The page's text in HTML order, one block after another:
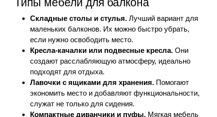
Складные столы и стулья. Лучший вариант для
маленьких балконов. Их можно быстро убрать,
если нужно освободить место.
Кресла-качалки или подвесные кресла. Они
создают расслабляющую атмосферу, идеально
подходят для отдыха.
Лавочки с ящиками для хранения. Помогают
экономить место и добавляют функциональности,
служат не только для сидения.
Компактные диванчики и пуфы. Мягкая мебель